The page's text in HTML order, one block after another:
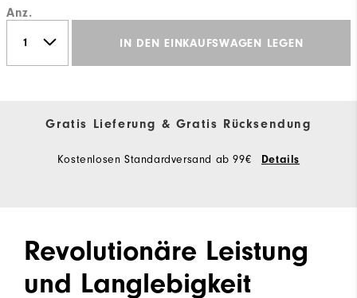
Anz.
IN DEN EINKAUFSWAGEN LEGEN
Gratis Lieferung & Gratis Rücksendung
Kostenlosen Standardversand ab 99€ Details
Revolutionäre Leistung
und Langlebigkeit